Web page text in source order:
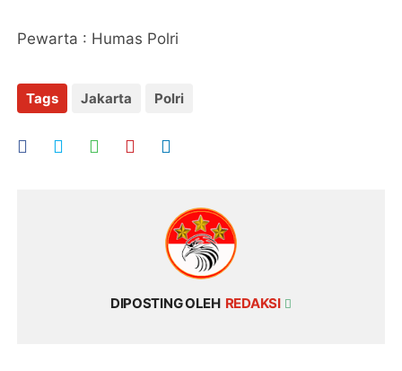
Pewarta : Humas Polri
Tags Jakarta Polri
DIPOSTING OLEH REDAKSI